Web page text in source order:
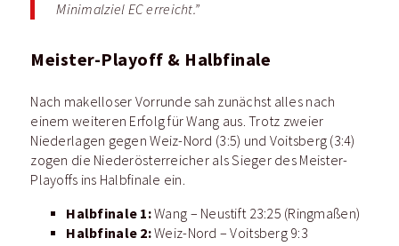
Minimalziel EC erreicht.”
Meister-Playoff & Halbfinale
Nach makelloser Vorrunde sah zunächst alles nach
einem weiteren Erfolg für Wang aus. Trotz zweier
Niederlagen gegen Weiz-Nord (3:5) und Voitsberg (3:4)
zogen die Niederösterreicher als Sieger des Meister-
Playoffs ins Halbfinale ein.
Halbfinale 1:Wang – Neustift 23:25 (Ringmaßen)
Halbfinale 2:Weiz-Nord – Voitsberg 9:3